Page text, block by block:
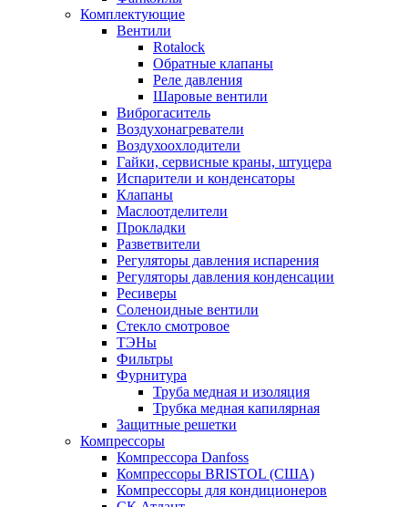
Комплектующие
Вентили
Rotalock
Обратные клапаны
Реле давления
Шаровые вентили
Виброгаситель
Воздухонагреватели
Воздухоохлодители
Гайки, сервисные краны, штуцера
Испарители и конденсаторы
Клапаны
Маслоотделители
Прокладки
Разветвители
Регуляторы давления испарения
Регуляторы давления конденсации
Ресиверы
Соленоидные вентили
Стекло смотровое
ТЭНы
Фильтры
Фурнитура
Труба медная и изоляция
Трубка медная капилярная
Защитные решетки
Компрессоры
Компрессора Danfoss
Компрессоры BRISTOL (США)
Компрессоры для кондиционеров